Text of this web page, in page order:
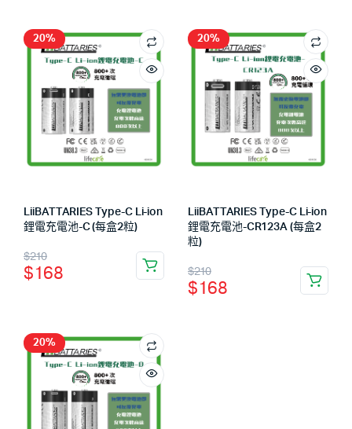
20%
LiiBATTARIES Type-C Li-ion
鋰電充電池-C (每盒2粒)
$210
$168
20%
LiiBATTARIES Type-C Li-ion
鋰電充電池-CR123A (每盒2
粒)
$210
$168
20%